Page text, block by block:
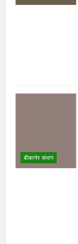
बीकानेर संभाग